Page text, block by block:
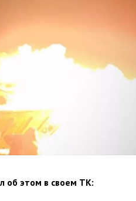
об этом в своем ТК: